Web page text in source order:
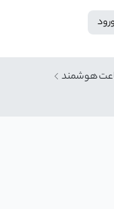
ورود
هوشمند